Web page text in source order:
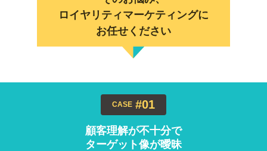
ロイヤリティマーケティングに
お任せください
CASE #01
顧客理解が不十分で
ターゲット像が曖昧